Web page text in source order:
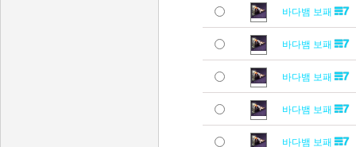
바다뱀 보패
바다뱀 보패
바다뱀 보패
바다뱀 보패
바다뱀 보패